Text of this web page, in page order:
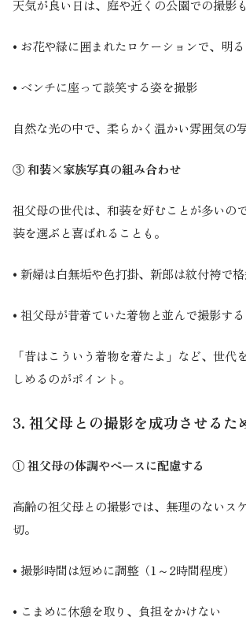
天気が良い日は、庭や近くの公園での撮影
• お花や緑に囲まれたロケーションで、明
• ベンチに座って談笑する姿を撮影
自然な光の中で、柔らかく温かい雰囲気の
③ 和装×家族写真の組み合わせ
祖父母の世代は、和装を好むことが多いの
装を選ぶと喜ばれることも。
• 新婦は白無垢や色打掛、新郎は紋付袴で
• 祖父母が昔着ていた着物と並んで撮影す
「昔はこういう着物を着たよ」など、世代
しめるのがポイント。
3. 祖父母との撮影を成功させるた
① 祖父母の体調やペースに配慮する
高齢の祖父母との撮影では、無理のないス
切。
• 撮影時間は短めに調整（1～2時間程度）
• こまめに休憩を取り、負担をかけない